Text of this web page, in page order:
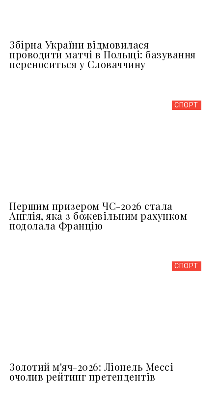
Збірна України відмовилася
проводити матчі в Польщі: базування
переноситься у Словаччину
СПОРТ
Першим призером ЧС-2026 стала
Англія, яка з божевільним рахунком
подолала Францію
СПОРТ
Золотий м'яч-2026: Ліонель Мессі
очолив рейтинг претендентів